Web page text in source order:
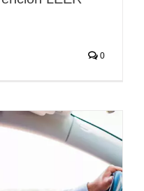
0